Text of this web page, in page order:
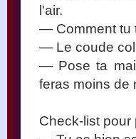
l'air.
— Comment tu
— Le coude
— Pose ta
feras moins de
Check-list